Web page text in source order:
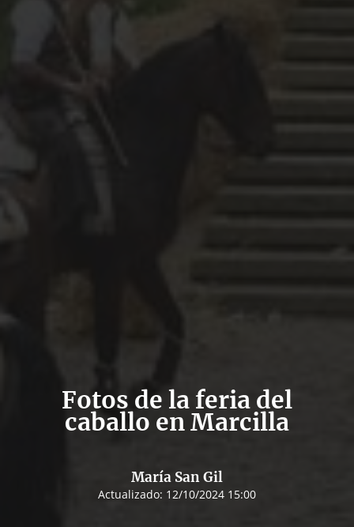
Fotos de la feria del
caballo en Marcilla
María San Gil
Actualizado: 12/10/2024 15:00